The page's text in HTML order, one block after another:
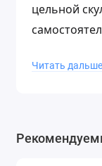
цельной
низкий
Читать дальше